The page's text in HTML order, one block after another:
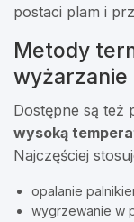
postaci plam i
Metody
wyżarzanie
Dostępne są też
wysoką
Najczęściej
opalanie
wygrzewanie w